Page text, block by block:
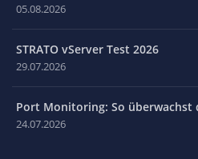
05.08.2026
STRATO vServer Test 2026
29.07.2026
Port Monitoring: So überwachst
24.07.2026